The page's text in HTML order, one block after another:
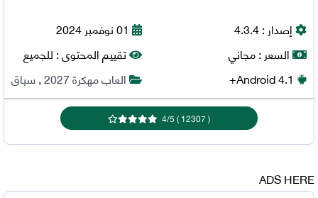
إصدار :4.3.4
السعر :مجاني
Android4.1+
01 نوفمبر 2024
تقييم المحتوى :للجميع
العاب مهكرة 2027
,سباق
(
12307
)
4/5
ADS HERE